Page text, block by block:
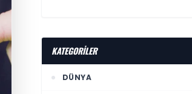
KATEGORİLER
DÜNYA